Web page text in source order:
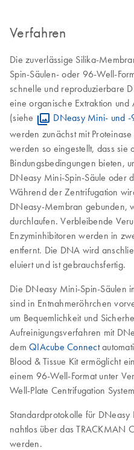
Verfahren
Die zuverlässige Silika-
Spin-Säulen- oder 96-Well-
schnelle und reproduzierbare
eine organische Extraktion und
(siehe
DNeasy Mini- und
werden zunächst mit
werden so eingestellt, dass sie
Bindungsbedingungen bieten,
DNeasy Mini-Spin-Säule oder
Während der Zentrifugation
DNeasy-Membran gebunden,
durchlaufen. Verbleibende
Enzyminhibitoren werden in
entfernt. Die DNA wird
eluiert und ist gebrauchsfertig.
Die DNeasy Mini-Spin-Säulen
sind in Entnahmeröhrchen
um Bequemlichkeit und
Aufreinigungsverfahren mit
dem QIAcube Connect
Blood & Tissue Kit ermöglicht
einem 96-Well-Format unter
Well-Plate Centrifugation
Standardprotokolle für DNeasy
nahtlos über das TRACKMAN
werden.